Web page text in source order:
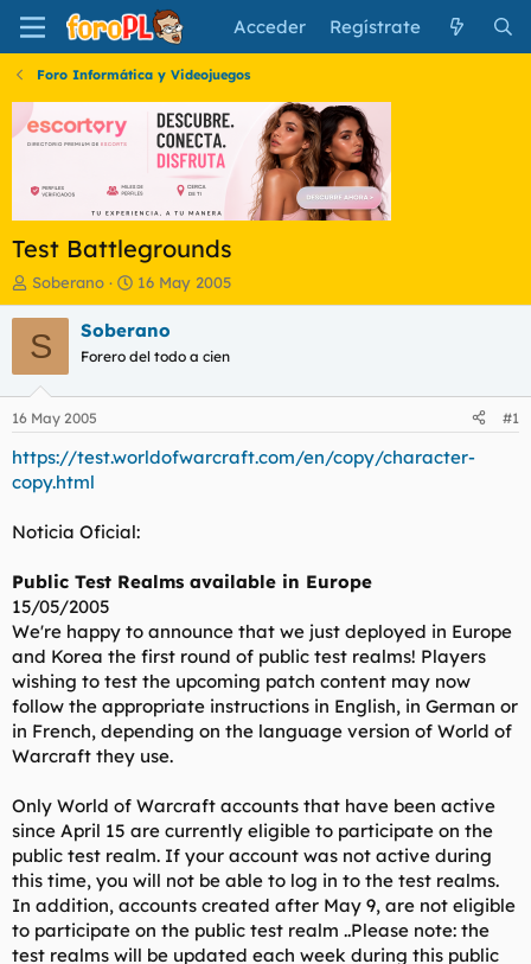
Acceder Regístrate
Foro Informática y Videojuegos
Test Battlegrounds
I
n
i
c
a
d
o
r
d
e
t
m
a
Soberano
F
e
c
a
i
n
o
16 May 2005
S Soberano
Forero del todo a cien
16 May 2005 #1
https://test.worldofwarcraft.com/en/copy/character-
copy.html
Noticia Oficial:
Public Test Realms available in Europe
15/05/2005
We're happy to announce that we just deployed in Europe
and Korea the first round of public test realms! Players
wishing to test the upcoming patch content may now
follow the appropriate instructions in English, in German or
in French, depending on the language version of World of
Warcraft they use.
Only World of Warcraft accounts that have been active
since April 15 are currently eligible to participate on the
public test realm. If your account was not active during
this time, you will not be able to log in to the test realms.
In addition, accounts created after May 9, are not eligible
to participate on the public test realm ..Please note: the
test realms will be updated each week during this public